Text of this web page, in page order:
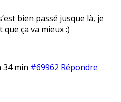
bien passé jusque là, je
que ça va mieux :)
34 min #69962 Répondre